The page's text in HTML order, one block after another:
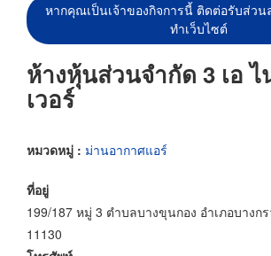
หากคุณเป็นเจ้าของกิจการนี้ ติดต่อรับส่วน
ทำเว็บไซต์
ห้างหุ้นส่วนจำกัด 3 เอ
เวอร์
หมวดหมู่ : ม่านอากาศแอร์
ที่อยู่
199/187 หมู่ 3 ตำบลบางขุนกอง อำเภอบางก
11130